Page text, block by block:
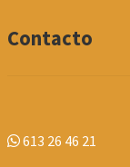
Contacto
613 26 46 21